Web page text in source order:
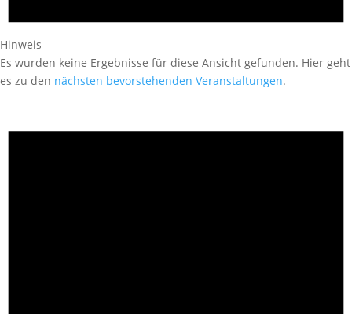
Hinweis
Es wurden keine Ergebnisse für diese Ansicht gefunden. Hier geht
es zu den nächsten bevorstehenden Veranstaltungen.